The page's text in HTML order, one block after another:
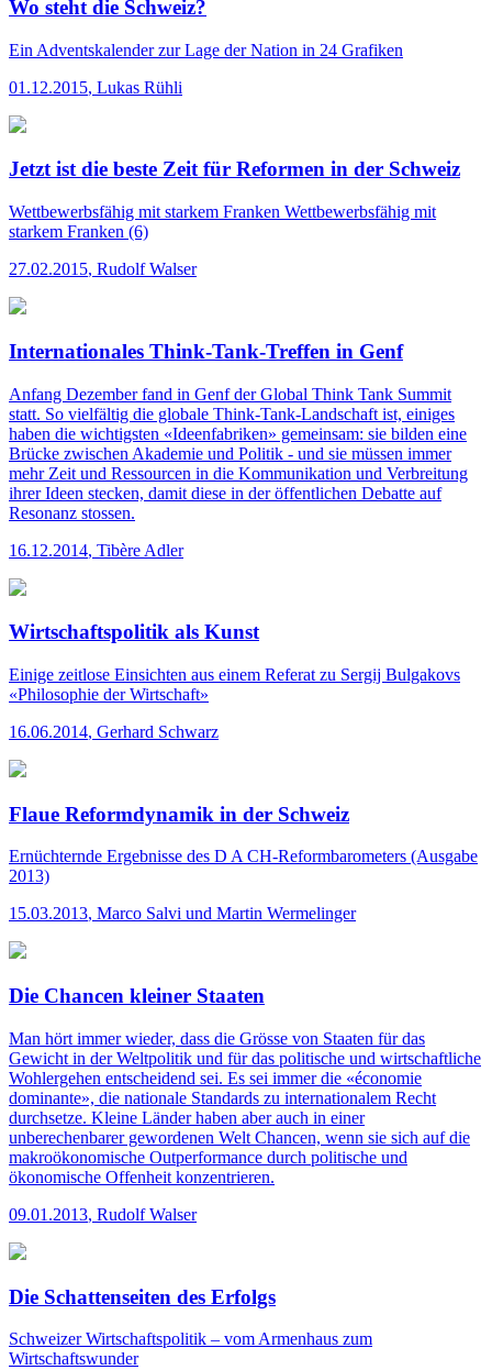
Wo steht die Schweiz?
Ein Adventskalender zur Lage der Nation in 24 Grafiken
01.12.2015, Lukas Rühli
Jetzt ist die beste Zeit für Reformen in der Schweiz
Wettbewerbsfähig mit starkem Franken Wettbewerbsfähig mit
starkem Franken (6)
27.02.2015, Rudolf Walser
Internationales Think-Tank-Treffen in Genf
Anfang Dezember fand in Genf der Global Think Tank Summit
statt. So vielfältig die globale Think-Tank-Landschaft ist, einiges
haben die wichtigsten «Ideenfabriken» gemeinsam: sie bilden eine
Brücke zwischen Akademie und Politik - und sie müssen immer
mehr Zeit und Ressourcen in die Kommunikation und Verbreitung
ihrer Ideen stecken, damit diese in der öffentlichen Debatte auf
Resonanz stossen.
16.12.2014, Tibère Adler
Wirtschaftspolitik als Kunst
Einige zeitlose Einsichten aus einem Referat zu Sergij Bulgakovs
«Philosophie der Wirtschaft»
16.06.2014, Gerhard Schwarz
Flaue Reformdynamik in der Schweiz
Ernüchternde Ergebnisse des D A CH-Reformbarometers (Ausgabe
2013)
15.03.2013, Marco Salvi und Martin Wermelinger
Die Chancen kleiner Staaten
Man hört immer wieder, dass die Grösse von Staaten für das
Gewicht in der Weltpolitik und für das politische und wirtschaftliche
Wohlergehen entscheidend sei. Es sei immer die «économie
dominante», die nationale Standards zu internationalem Recht
durchsetze. Kleine Länder haben aber auch in einer
unberechenbarer gewordenen Welt Chancen, wenn sie sich auf die
makroökonomische Outperformance durch politische und
ökonomische Offenheit konzentrieren.
09.01.2013, Rudolf Walser
Die Schattenseiten des Erfolgs
Schweizer Wirtschaftspolitik – vom Armenhaus zum
Wirtschaftswunder